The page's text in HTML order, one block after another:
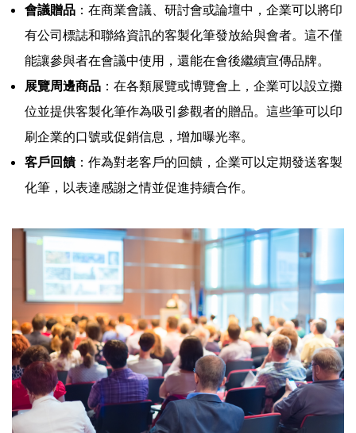
會議贈品 ：在商業會議、研討會或論壇中，企業可以將印
有公司標誌和聯絡資訊的客製化筆發放給與會者。這不僅
能讓參與者在會議中使用，還能在會後繼續宣傳品牌。
展覽周邊商品 ：在各類展覽或博覽會上，企業可以設立攤
位並提供客製化筆作為吸引參觀者的贈品。這些筆可以印
刷企業的口號或促銷信息，增加曝光率。
客戶回饋：作為對老客戶的回饋，企業可以定期發送客製
化筆，以表達感謝之情並促進持續合作。